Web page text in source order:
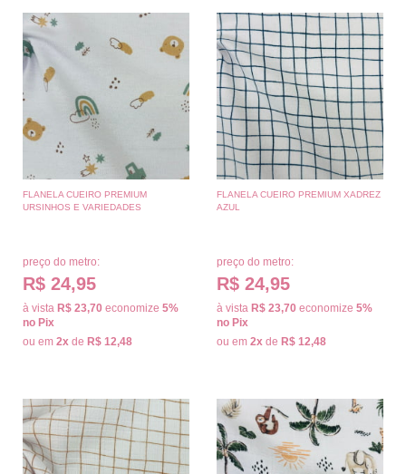
FLANELA CUEIRO PREMIUM
URSINHOS E VARIEDADES
preço do metro:
R$ 24,95
à vista R$ 23,70 economize 5%
no Pix
ou em 2x de R$ 12,48
FLANELA CUEIRO PREMIUM XADREZ
AZUL
preço do metro:
R$ 24,95
à vista R$ 23,70 economize 5%
no Pix
ou em 2x de R$ 12,48